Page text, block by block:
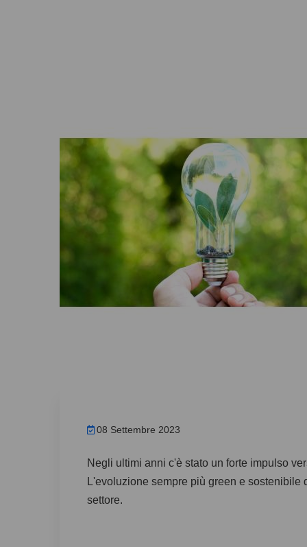
08 Settembre 2023
Negli ultimi anni c'è stato un forte impulso
L'evoluzione sempre più green e
settore.